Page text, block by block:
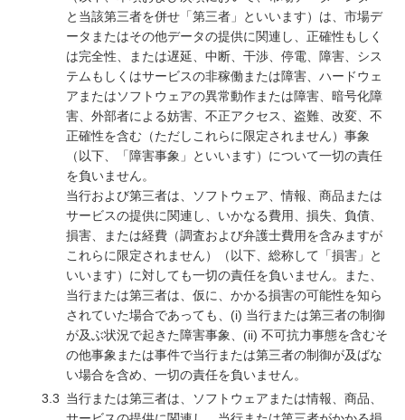
と当該第三者を併せ「第三者」といいます）は、市場デ
ータまたはその他データの提供に関連し、正確性もしく
は完全性、または遅延、中断、干渉、停電、障害、シス
テムもしくはサービスの非稼働または障害、ハードウェ
アまたはソフトウェアの異常動作または障害、暗号化障
害、外部者による妨害、不正アクセス、盗難、改変、不
正確性を含む（ただしこれらに限定されません）事象
（以下、「障害事象」といいます）について一切の責任
を負いません。
当行および第三者は、ソフトウェア、情報、商品または
サービスの提供に関連し、いかなる費用、損失、負債、
損害、または経費（調査および弁護士費用を含みますが
これらに限定されません）（以下、総称して「損害」と
いいます）に対しても一切の責任を負いません。また、
当行または第三者は、仮に、かかる損害の可能性を知ら
されていた場合であっても、(i) 当行または第三者の制御
が及ぶ状況で起きた障害事象、(ii) 不可抗力事態を含むそ
の他事象または事件で当行または第三者の制御が及ばな
い場合を含め、一切の責任を負いません。
3.3 当行または第三者は、ソフトウェアまたは情報、商品、